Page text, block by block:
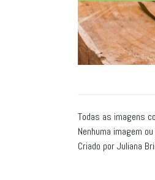
Todas as imagens
Nenhuma imagem
Criado por Juliana